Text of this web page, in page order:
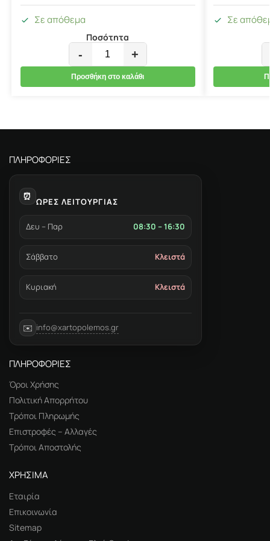
Σε απόθεμα
Ποσότητα
- +
Προσθήκη στο καλάθι
Σε
ΠΛΗΡΟΦΟΡΙΕΣ
⏰ ΩΡΕΣ ΛΕΙΤΟΥΡΓΙΑΣ
Δευ – Παρ 08:30 – 16:30
Σάββατο Κλειστά
Κυριακή Κλειστά
✉️ info@xartopolemos.gr
ΠΛΗΡΟΦΟΡΙΕΣ
Όροι Χρήσης
Πολιτική Απορρήτου
Τρόποι Πληρωμής
Επιστροφές – Αλλαγές
Τρόποι Αποστολής
ΧΡΗΣΙΜΑ
Εταιρία
Επικοινωνία
Sitemap